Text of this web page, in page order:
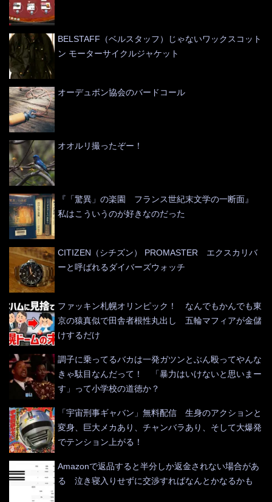
BELSTAFF（ベルスタッフ）じゃないワックスコット
ン モーターサイクルジャケット
オーデュボン協会のバードコール
オオルリ撮ったぞー！
『「驚異」の楽園 フランス世紀末文学の一断面』
私はこういうのが好きなのだった
CITIZEN（シチズン） PROMASTER エクスカリバ
ーと呼ばれるダイバーズウォッチ
ファッキン札幌オリンピック！ なんでもかんでも東
京の猿真似で田舎者根性丸出し 五輪マフィアが金儲
けするだけ
調子に乗ってるバカは一発ガツンとぶん殴ってやんな
きゃ駄目なんだって！ 「暴力はいけないと思いまー
す」って小学校の道徳か？
「宇宙刑事ギャバン」無料配信 生身のアクションと
変身、巨大メカあり、チャンバラあり、そして大爆発
でテンション上がる！
Amazonで返品すると半分しか返金されない場合があ
る 泣き寝入りせずに交渉すればなんとかなるかも